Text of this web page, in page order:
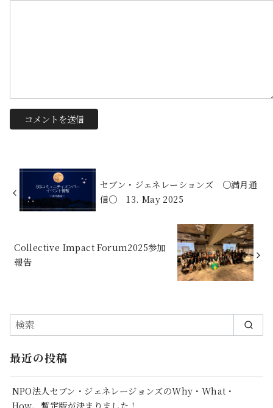
セブン・ジェネレーションズ 〇満月通
信〇 13. May 2025
Collective Impact Forum2025参加
報告
最近の投稿
NPO法人セブン・ジェネレージョンズのWhy・What・
How、暫定版が決まりました！